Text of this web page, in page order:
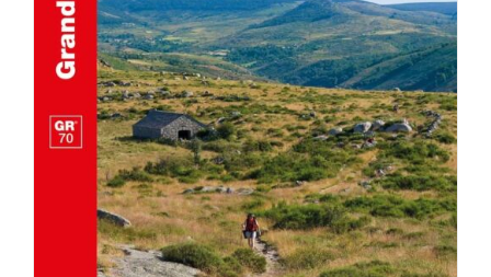
AJOUTER AU PANIER / DÉTAILS